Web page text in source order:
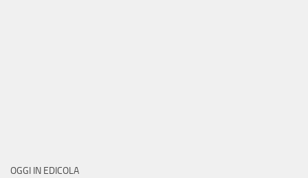
OGGI IN EDICOLA